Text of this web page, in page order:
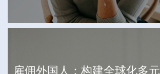
雇佣外国人：构建全球化多